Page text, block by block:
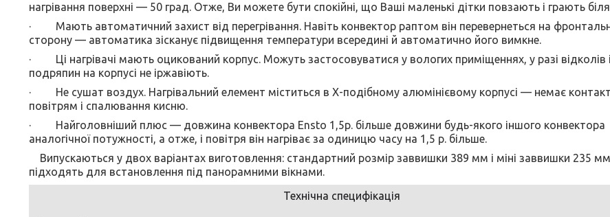
нагрівання поверхні — 50 град. Отже, Ви можете бути спокійні, що Ваші маленькі дітки повзають і грають
· Мають автоматичний захист від перегрівання. Навіть конвектор раптом він перевернеться на
сторону — автоматика зісканує підвищення температури всередині й автоматично його вимкне.
· Ці нагрівачі мають оцикований корпус. Можуть застосовуватися у вологих приміщеннях, у разі відколів і
подряпин на корпусі не іржавіють.
· Не сушат воздух. Нагрівальний елемент міститься в Х-подібному алюмінієвому корпусі — немає
повітрям і спалювання кисню.
· Найголовніший плюс — довжина конвектора Ensto 1,5р. більше довжини будь-якого іншого конвектора
аналогічної потужності, а отже, і повітря він нагріває за одиницю часу на 1,5 р. більше.
Випускаються у двох варіантах виготовлення: стандартний розмір заввишки 389 мм і міні заввишки 235
підходять для встановлення під панорамними вікнами.
Технічна специфікація